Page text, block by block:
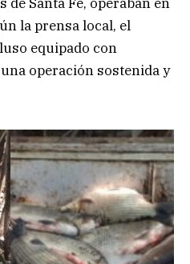
la prensa local, el
equipado con
operación sostenida y